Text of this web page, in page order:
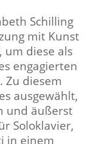
Schilling
mit Kunst
um diese als
engagierten
Zu diesem
ausgewählt,
und äußerst
Soloklavier,
in einem